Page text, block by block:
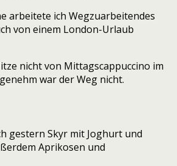
arbeitete ich Wegzuarbeitendes
von einem London-Urlaub
nicht von Mittagscappuccino im
war der Weg nicht.
gestern Skyr mit Joghurt und
Aprikosen und